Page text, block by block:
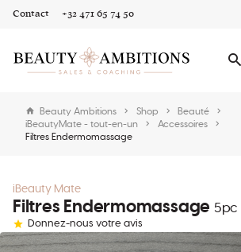
Contact +32 471 65 74 50
Beauty Ambitions Shop
Beauté
iBeautyMate - tout-en-un
Accessoires
Filtres Endermomassage
iBeauty Mate
Filtres Endermomassage 5pc
Donnez-nous votre avis